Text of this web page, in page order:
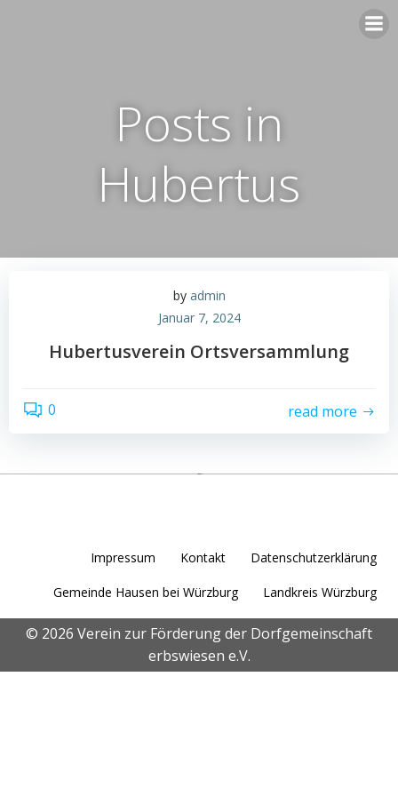
Posts in
Hubertus
by admin
Januar 7, 2024
Hubertusverein Ortsversammlung
0 read more
Impressum Kontakt Datenschutzerklärung
Gemeinde Hausen bei Würzburg Landkreis Würzburg
© 2026 Verein zur Förderung der Dorfgemeinschaft
erbswiesen e.V.